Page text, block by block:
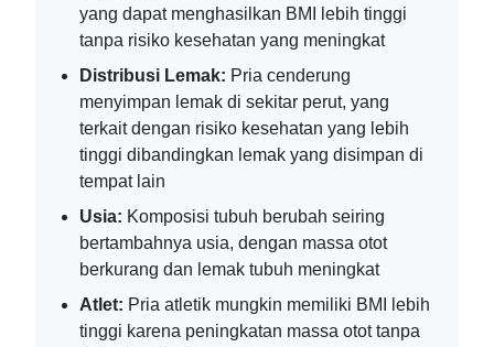
yang dapat menghasilkan BMI lebih tinggi
tanpa risiko kesehatan yang meningkat
Distribusi Lemak: Pria cenderung
menyimpan lemak di sekitar perut, yang
terkait dengan risiko kesehatan yang lebih
tinggi dibandingkan lemak yang disimpan di
tempat lain
Usia: Komposisi tubuh berubah seiring
bertambahnya usia, dengan massa otot
berkurang dan lemak tubuh meningkat
Atlet: Pria atletik mungkin memiliki BMI lebih
tinggi karena peningkatan massa otot tanpa